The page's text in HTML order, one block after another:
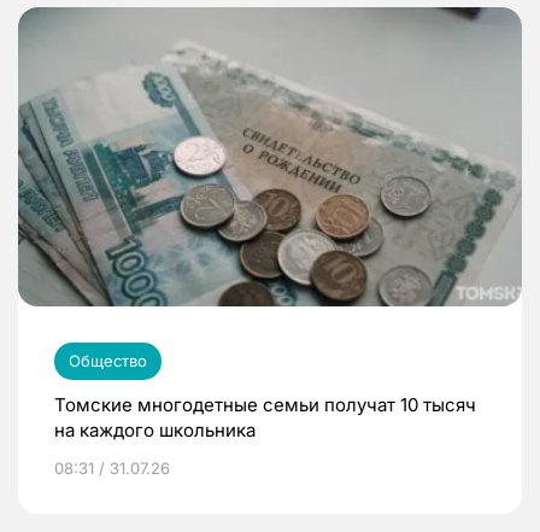
Общество
Томские многодетные семьи получат 10 тысяч
на каждого школьника
08:31 / 31.07.26